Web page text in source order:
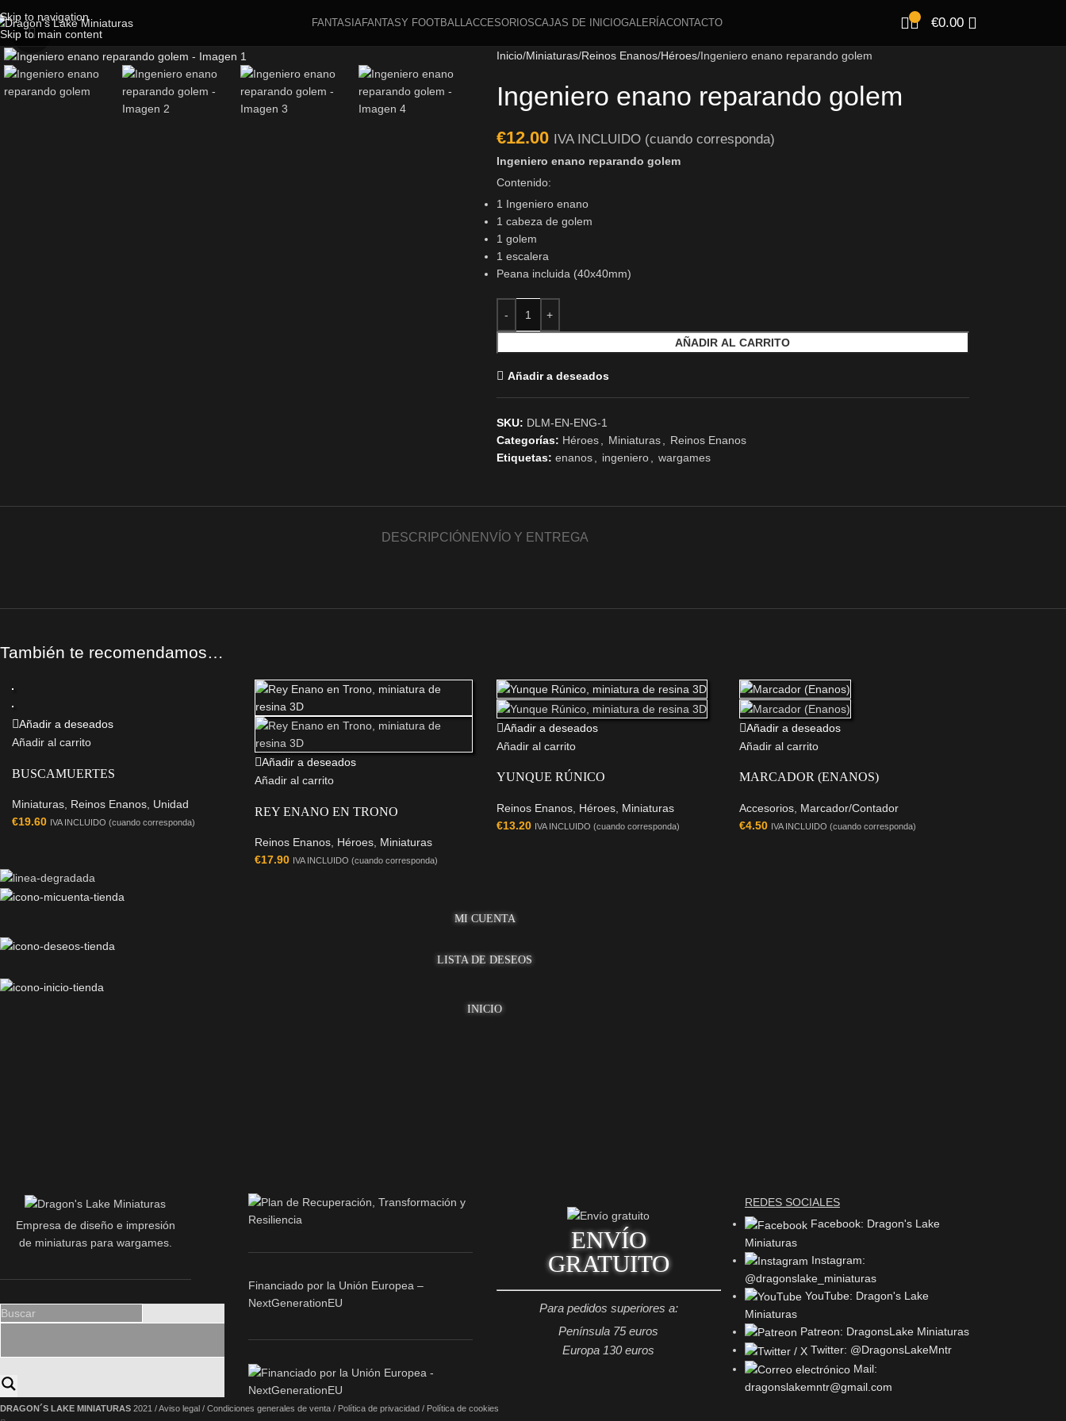
Skip to navigation
Skip to main content
FANTASIAFANTASY FOOTBALLACCESORIOSCAJAS DE INICIOGALERÍACONTACTO €0.00
Click to enlarge
Inicio Miniaturas Reinos Enanos Héroes Ingeniero enano reparando golem
Ingeniero enano reparando golem
€12.00 IVA INCLUIDO (cuando corresponda)
Ingeniero enano reparando golem
Contenido:
1 Ingeniero enano
1 cabeza de golem
1 golem
1 escalera
Peana incluida (40x40mm)
AÑADIR AL CARRITO
Añadir a deseados
SKU: DLM-EN-ENG-1
Categorías: Héroes Miniaturas
Reinos Enanos
Etiquetas: enanos ingeniero wargames
DESCRIPCIÓN ENVÍO Y ENTREGA
También te recomendamos…
Añadir a deseados
Añadir al carrito
BUSCAMUERTES
Miniaturas Reinos Enanos Unidad
€19.60 IVA INCLUIDO (cuando corresponda)
Añadir a deseados
Añadir al carrito
REY ENANO EN TRONO
Reinos Enanos, Héroes, Miniaturas
€17.90 IVA INCLUIDO (cuando corresponda)
Añadir a deseados
Añadir al carrito
YUNQUE RÚNICO
Reinos Enanos Héroes Miniaturas
€13.20 IVA INCLUIDO (cuando corresponda)
Añadir a deseados
Añadir al carrito
MARCADOR (ENANOS)
Accesorios, Marcador/Contador
€4.50 IVA INCLUIDO (cuando corresponda)
MI CUENTA
LISTA DE DESEOS
INICIO
Empresa de diseño e impresión
de miniaturas para wargames.
Financiado por la Unión Europea –
NextGenerationEU
ENVÍO
GRATUITO
Para pedidos superiores a:
Península 75 euros
Europa 130 euros
REDES SOCIALES
Facebook: Dragon's Lake
Miniaturas
Instagram:
@dragonslake_miniaturas
YouTube: Dragon's Lake
Miniaturas
Patreon: DragonsLake Miniaturas
Twitter: @DragonsLakeMntr
Mail:
dragonslakemntr@gmail.com
DRAGON´S LAKE MINIATURAS 2021 /Aviso legal / Condiciones generales de venta / Política de privacidad / Política de cookies